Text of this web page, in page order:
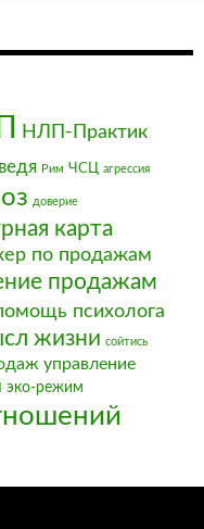
НЛП-Практик
Рим ЧСЦ агрессия
доверие
карта
по продажам
продажам
психолога
жизни сойтись
управление
эко-режим